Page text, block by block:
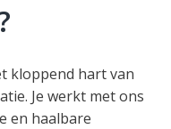
kloppend hart van
Je werkt met ons
en haalbare